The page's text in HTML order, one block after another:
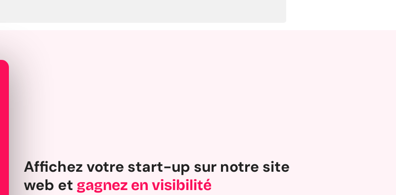
Affichez votre start-up sur notre site
web et gagnez en visibilité